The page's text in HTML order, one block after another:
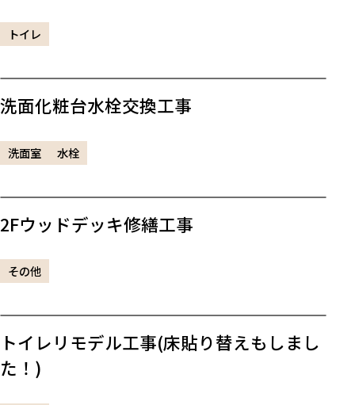
トイレ
洗面化粧台水栓交換工事
洗面室 水栓
2Fウッドデッキ修繕工事
その他
トイレリモデル工事(床貼り替えもしまし
た！)